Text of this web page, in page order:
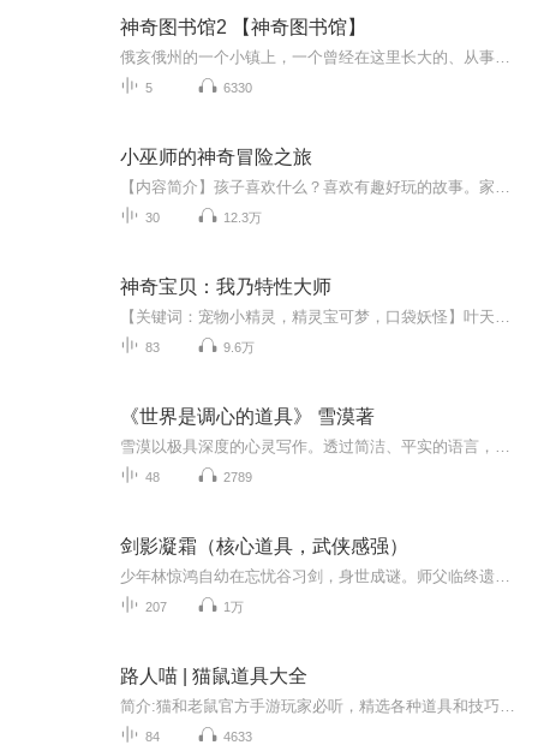
神奇图书馆2 【神奇图书馆】
5 6330
小巫师的神奇冒险之旅
30 12.3万
神奇宝贝：我乃特性大师
83 9.6万
《世界是调心的道具》 雪漠著
48 2789
剑影凝霜（核心道具，武侠感强）
207 1万
路人喵 | 猫鼠道具大全
84 4633